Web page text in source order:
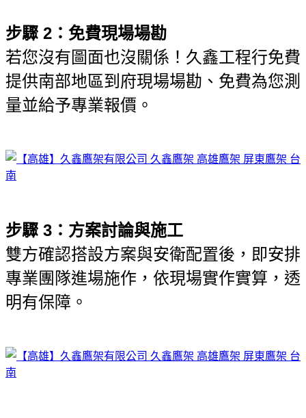
步驟 2：免費現場場勘
若您沒有圖面也沒關係！久鑫工程行免費
提供南部地區到府現場場勘、免費為您測
量並給予專業報價。
步驟 3：方案討論與施工
雙方確認搭設方案與安衛配置後，即安排
專業團隊進場施作，依現場實作實算，透
明有保障。